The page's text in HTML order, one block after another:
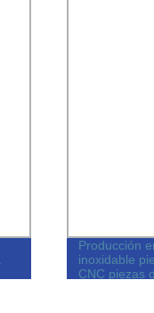
Producción
inoxidable
CNC piezas